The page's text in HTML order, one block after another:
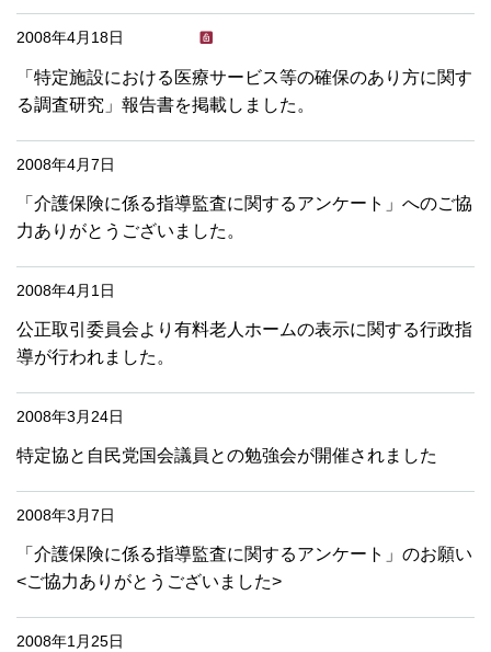
2008年4月18日
「特定施設における医療サービス等の確保のあり方に関す
る調査研究」報告書を掲載しました。
2008年4月7日
「介護保険に係る指導監査に関するアンケート」へのご協
力ありがとうございました。
2008年4月1日
公正取引委員会より有料老人ホームの表示に関する行政指
導が行われました。
2008年3月24日
特定協と自民党国会議員との勉強会が開催されました
2008年3月7日
「介護保険に係る指導監査に関するアンケート」のお願い
<ご協力ありがとうございました>
2008年1月25日